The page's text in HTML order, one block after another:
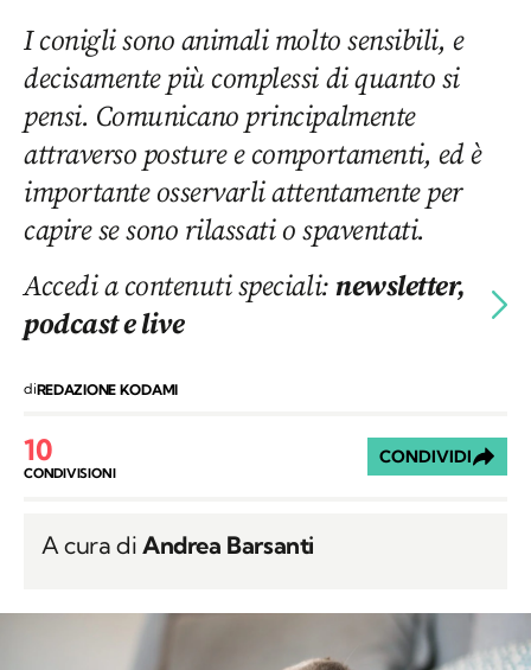
I conigli sono animali molto sensibili, e
decisamente più complessi di quanto si
pensi. Comunicano principalmente
attraverso posture e comportamenti, ed è
importante osservarli attentamente per
capire se sono rilassati o spaventati.
Accedi a contenuti speciali:newsletter,
podcast e live
diREDAZIONE KODAMI
10
CONDIVISIONI
CONDIVIDI
A cura di Andrea Barsanti